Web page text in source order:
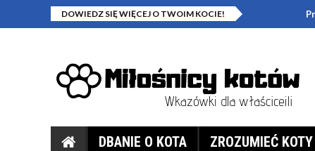
DOWIEDZ SIĘ WIĘCEJ O TWOIM KOCIE! Problemy
DBANIE O KOTA ZROZUMIEĆ KOTY